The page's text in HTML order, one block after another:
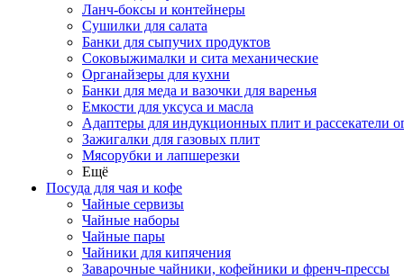
Ланч-боксы и контейнеры
Сушилки для салата
Банки для сыпучих продуктов
Соковыжималки и сита механические
Органайзеры для кухни
Банки для меда и вазочки для варенья
Емкости для уксуса и масла
Адаптеры для индукционных плит и рассекатели
Зажигалки для газовых плит
Мясорубки и лапшерезки
Ещё
Посуда для чая и кофе
Чайные сервизы
Чайные наборы
Чайные пары
Чайники для кипячения
Заварочные чайники, кофейники и френч-прессы